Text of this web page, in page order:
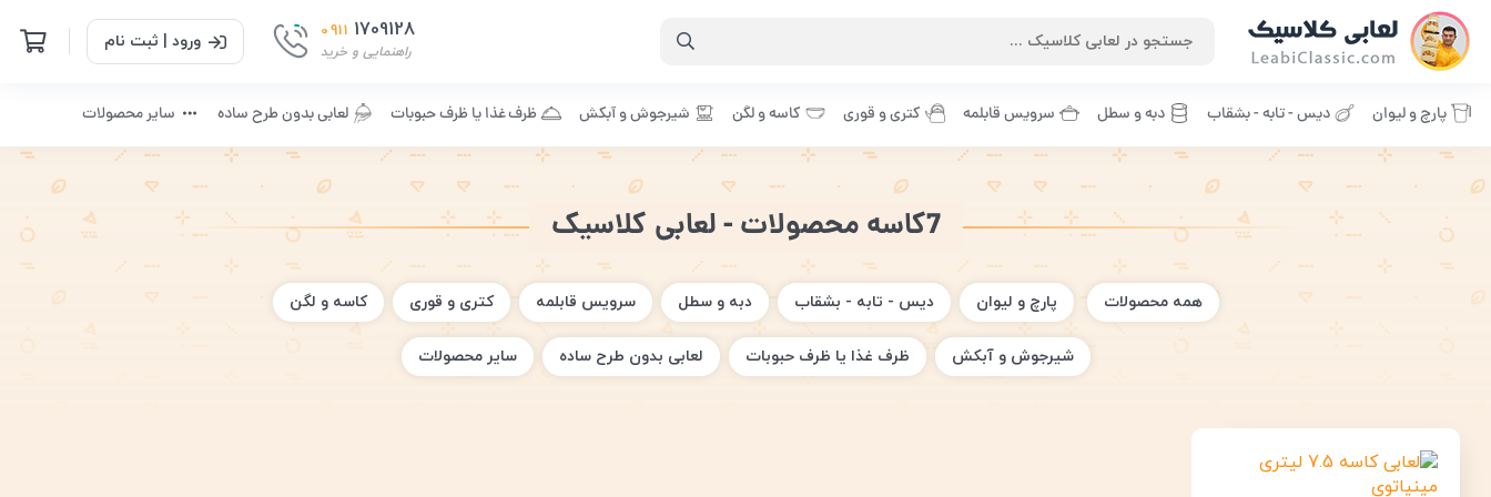
0911 1709128
راهنمایی و خرید ورود | ثبت نام
پارچ و لیوان دیس - تابه - بشقاب دبه و سطل سرویس قابلمه کتری و قوری کاسه و لگن شیرجوش و آبکش ظرف غذا یا ظرف حبوبات لعابی بدون طرح ساده سایر محصولات
7کاسه محصولات - لعابی کلاسیک
همه محصولات پارچ و لیوان دیس - تابه - بشقاب دبه و سطل سرویس قابلمه کتری و قوری کاسه و لگن
شیرجوش و آبکش ظرف غذا یا ظرف حبوبات لعابی بدون طرح ساده سایر محصولات